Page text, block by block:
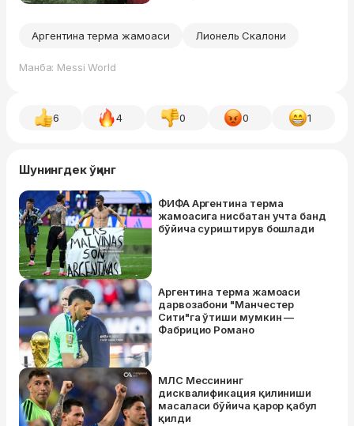
Аргентина терма жамоаси Лионель Скалони
Манба: Messi World
6 4 0 0 1
Шунингдек ўқинг
ФИФА Аргентина терма
жамоасига нисбатан учта банд
бўйича суриштирув бошлади
Аргентина терма жамоаси
дарвозабони "Манчестер
Сити"га ўтиши мумкин —
Фабрицио Романо
МЛС Мессининг
дисквалификация қилиниши
масаласи бўйича қарор қабул
қилди